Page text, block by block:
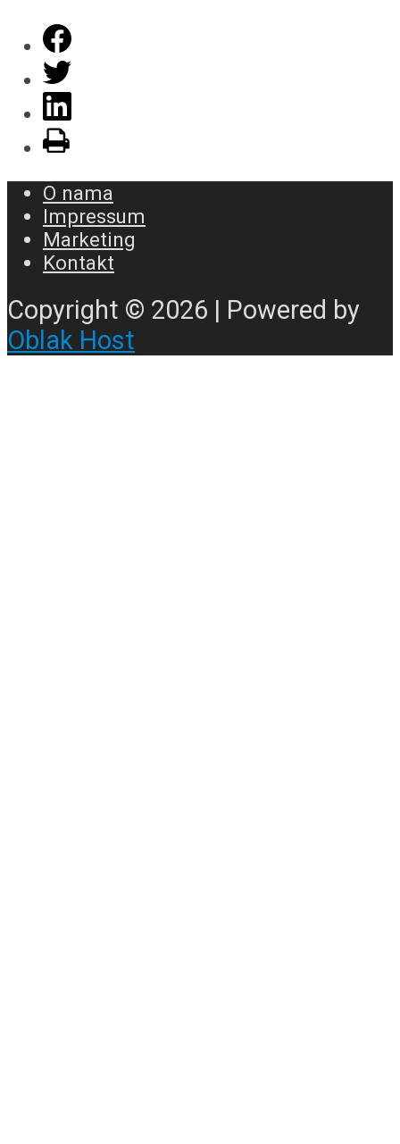
O nama
Impressum
Marketing
Kontakt
Copyright © 2026 | Powered by
Oblak Host